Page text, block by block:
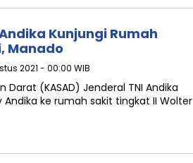
Kunjungi Rumah
Manado
2021 - 00:00 WIB
Darat (KASAD) Jenderal TNI Andika
ke rumah sakit tingkat II Wolter